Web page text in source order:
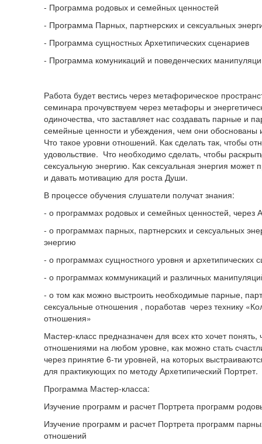
- Программа родовых и семейных ценностей
- Программа Парных, партнерских и сексуальных
- Программа сущностных Архетипических сценариев
- Программа комуникаций и поведенческих
Работа будет вестись через метафорическое
семинара прочувствуем через метафоры и
одиночества, что заставляет нас создавать парные и
семейные ценности и убеждения, чем они обоснованы
Что такое уровни отношений. Как сделать так, чтобы
удовольствие. Что необходимо сделать, чтобы
сексуальную энергию. Как сексуальная энергия может
и давать мотивацию для роста Души.
В процессе обучения слушатели получат знания:
- о программах родовых и семейных ценностей, через
- о программах парных, партнерских и сексуальных
энергию
- о программах сущностного уровня и архетипических
- о программах коммуникаций и различных
- о том как можно выстроить необходимые парные,
сексуальные отношения , поработав через технику
отношения»
Мастер-класс предназначен для всех кто хочет понять,
отношениями на любом уровне, как можно стать
через принятие 6-ти уровней, на которых
для практикующих по методу Архетипический Портрет.
Программа Мастер-класса:
Изучение программ и расчет Портрета программ
Изучение программ и расчет Портрета программ
отношений